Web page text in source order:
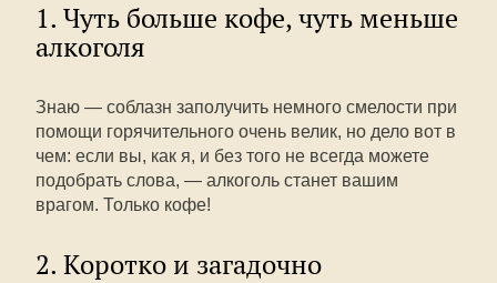
1. Чуть больше кофе, чуть меньше
алкоголя
Знаю — соблазн заполучить немного смелости при
помощи горячительного очень велик, но дело вот в
чем: если вы, как я, и без того не всегда можете
подобрать слова, — алкоголь станет вашим
врагом. Только кофе!
2. Коротко и загадочно